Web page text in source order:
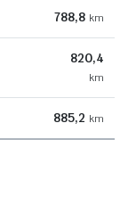
788,8 km
820,4
km
885,2 km